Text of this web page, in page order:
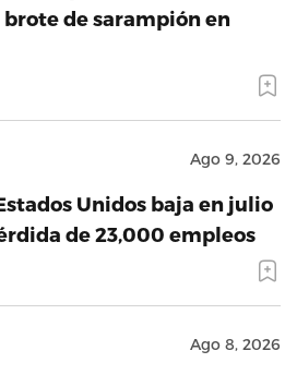
de sarampión en
Ago 9, 2026
Unidos baja en julio
de 23,000 empleos
Ago 8, 2026